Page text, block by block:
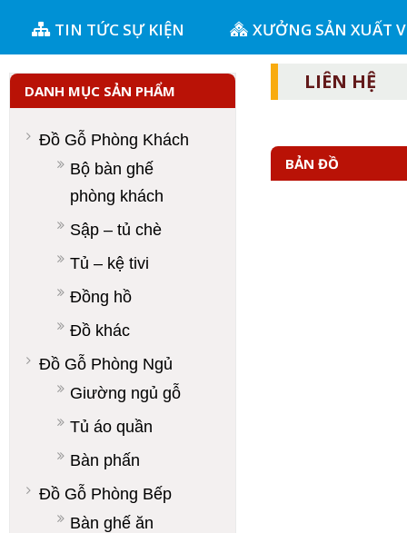
TIN TỨC SỰ KIỆN XƯỞNG SẢN XUẤT
LIÊN HỆ
BẢN ĐỒ
DANH MỤC SẢN PHẨM
Đồ Gỗ Phòng Khách
Bộ bàn ghế
phòng khách
Sập – tủ chè
Tủ – kệ tivi
Đồng hồ
Đồ khác
Đồ Gỗ Phòng Ngủ
Giường ngủ gỗ
Tủ áo quần
Bàn phấn
Đồ Gỗ Phòng Bếp
Bàn ghế ăn